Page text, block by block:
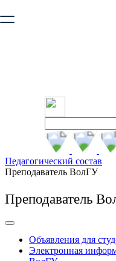
безопасную работу с
Педагогический состав
Преподаватель ВолГУ
Преподаватель
Объявления для
Электронная